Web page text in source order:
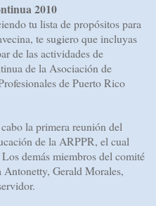
2010
tu lista de propósitos para
te sugiero que incluyas
de las actividades de
de la Asociación de
de Puerto Rico
la primera reunión del
de la ARPPR, el cual
demás miembros del comité
Gerald Morales,